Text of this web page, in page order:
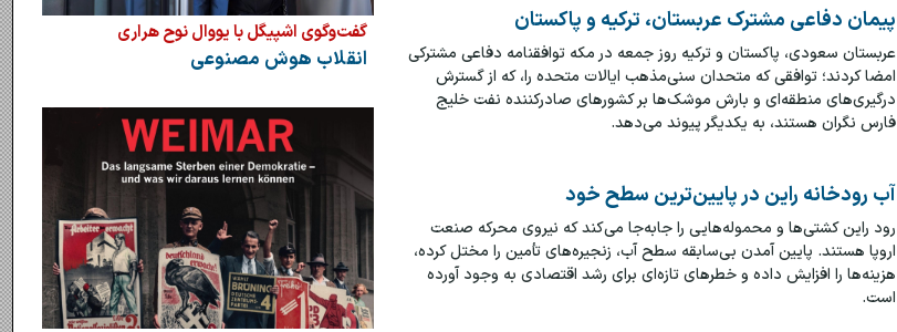
گفت‌وگوی اشپیگل با یووال نوح هراری
انقلاب هوش مصنوعی
پیمان دفاعی مشترک عربستان، ترکیه و پاکستان
عربستان سعودی، پاکستان و ترکیه روز جمعه در مکه توافقنامه دفاعی مشترکی
امضا کردند؛ توافقی که متحدان سنی‌مذهب ایالات متحده را، که از گسترش
درگیری‌های منطقه‌ای و بارش موشک‌ها بر کشورهای صادرکننده نفت خلیج
فارس نگران هستند، به یکدیگر پیوند می‌دهد.
آب رودخانه راین در پایین‌ترین سطح خود
رود راین کشتی‌ها و محموله‌هایی را جابه‌جا می‌کند که نیروی محرکه صنعت
اروپا هستند. پایین آمدن بی‌سابقه سطح آب، زنجیره‌های تأمین را مختل کرده،
هزینه‌ها را افزایش داده و خطرهای تازه‌ای برای رشد اقتصادی به وجود آورده
است.